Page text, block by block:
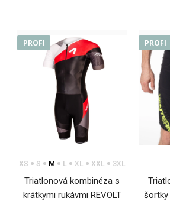
PROFI
XS S M L XL XXL 3XL
Triatlonová kombinéza s
krátkymi rukávmi REVOLT
PROFI
šortky